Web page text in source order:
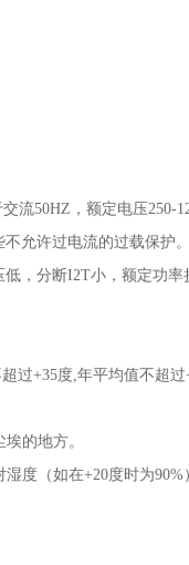
交流50HZ ，额定电压250-
允许过电流的过载保护。
低，分断I2T小，额定功率
过+35度,年平均值不超过
的地方。
湿度（如在+20度时为90%